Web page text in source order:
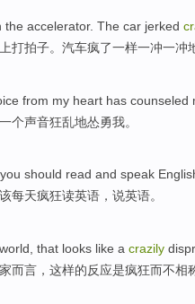
the accelerator. The car jerked
上打拍子。 汽车疯了一样一冲一冲
from my heart has counseled
一个声音狂乱地怂勇我。
you should read and speak
每天疯狂读英语， 说英语。
world that looks like a crazily
而言， 这样的反应是疯狂而不相